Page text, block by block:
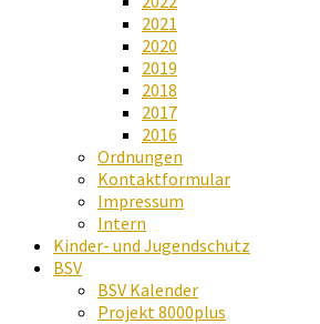
2021
2020
2019
2018
2017
2016
Ordnungen
Kontaktformular
Impressum
Intern
Kinder- und Jugendschutz
BSV
BSV Kalender
Projekt 8000plus